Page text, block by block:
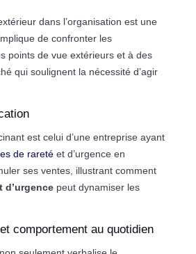
dans l’organisation est une
de confronter les
points de vue extérieurs et à des
qui soulignent la nécessité d’agir
est celui d’une entreprise ayant
de raretéet d’urgence en
ses ventes, illustrant comment
d’urgencepeut dynamiser les
comportement au quotidien